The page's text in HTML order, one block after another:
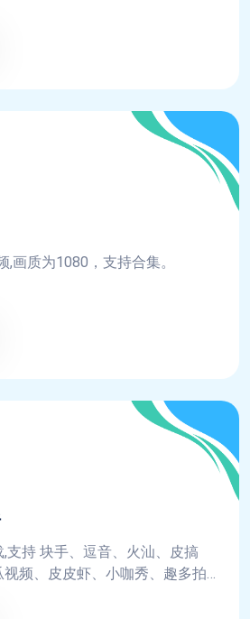
,画质为1080，支持合集。
支持 块手、逗音、火汕、皮搞
频、皮皮虾、小咖秀、趣多拍、